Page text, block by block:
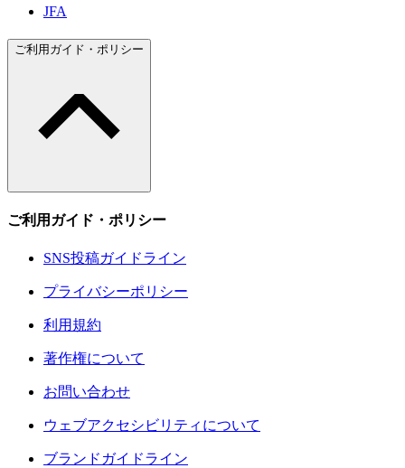
JFA
ご利用ガイド・ポリシー
ご利用ガイド・ポリシー
SNS投稿ガイドライン
プライバシーポリシー
利用規約
著作権について
お問い合わせ
ウェブアクセシビリティについて
ブランドガイドライン